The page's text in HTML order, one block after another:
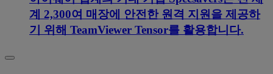
계 2,300여 매장에 안전한 원격 지원을 제공하
기 위해 TeamViewer Tensor를 활용합니다.